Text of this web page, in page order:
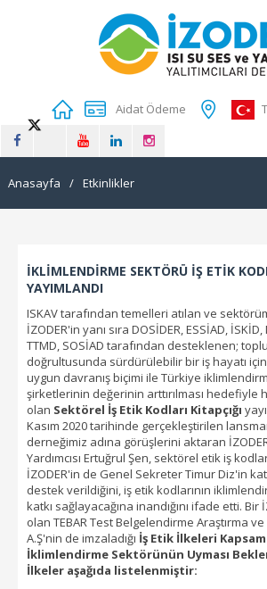
Aidat Ödeme
Anasayfa / Etkinlikler
İKLİMLENDİRME SEKTÖRÜ İŞ ETİK
YAYIMLANDI
ISKAV tarafından temelleri atılan ve
İZODER'in yanı sıra DOSİDER, ESSİAD,
TTMD, SOSİAD tarafından desteklenen;
doğrultusunda sürdürülebilir bir iş hayatı
uygun davranış biçimi ile Türkiye
şirketlerinin değerinin arttırılması hedefiyle
olan Sektörel İş Etik Kodları Kitapçığı
Kasım 2020 tarihinde gerçekleştirilen
derneğimiz adına görüşlerini aktaran
Yardımcısı Ertuğrul Şen, sektörel etik iş
İZODER'in de Genel Sekreter Timur Diz'in
destek verildiğini, iş etik kodlarının
katkı sağlayacağına inandığını ifade etti. Bir
olan TEBAR Test Belgelendirme Araştırma
A.Ş'nin de imzaladığı İş Etik İlkeleri
İklimlendirme Sektörünün Uyması
İlkeler aşağıda listelenmiştir: